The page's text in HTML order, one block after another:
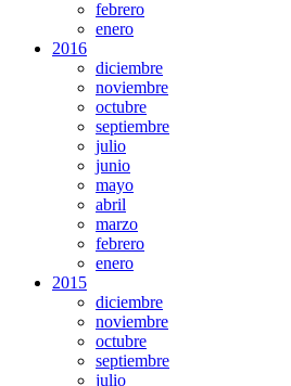
febrero
enero
2016
diciembre
noviembre
octubre
septiembre
julio
junio
mayo
abril
marzo
febrero
enero
2015
diciembre
noviembre
octubre
septiembre
julio